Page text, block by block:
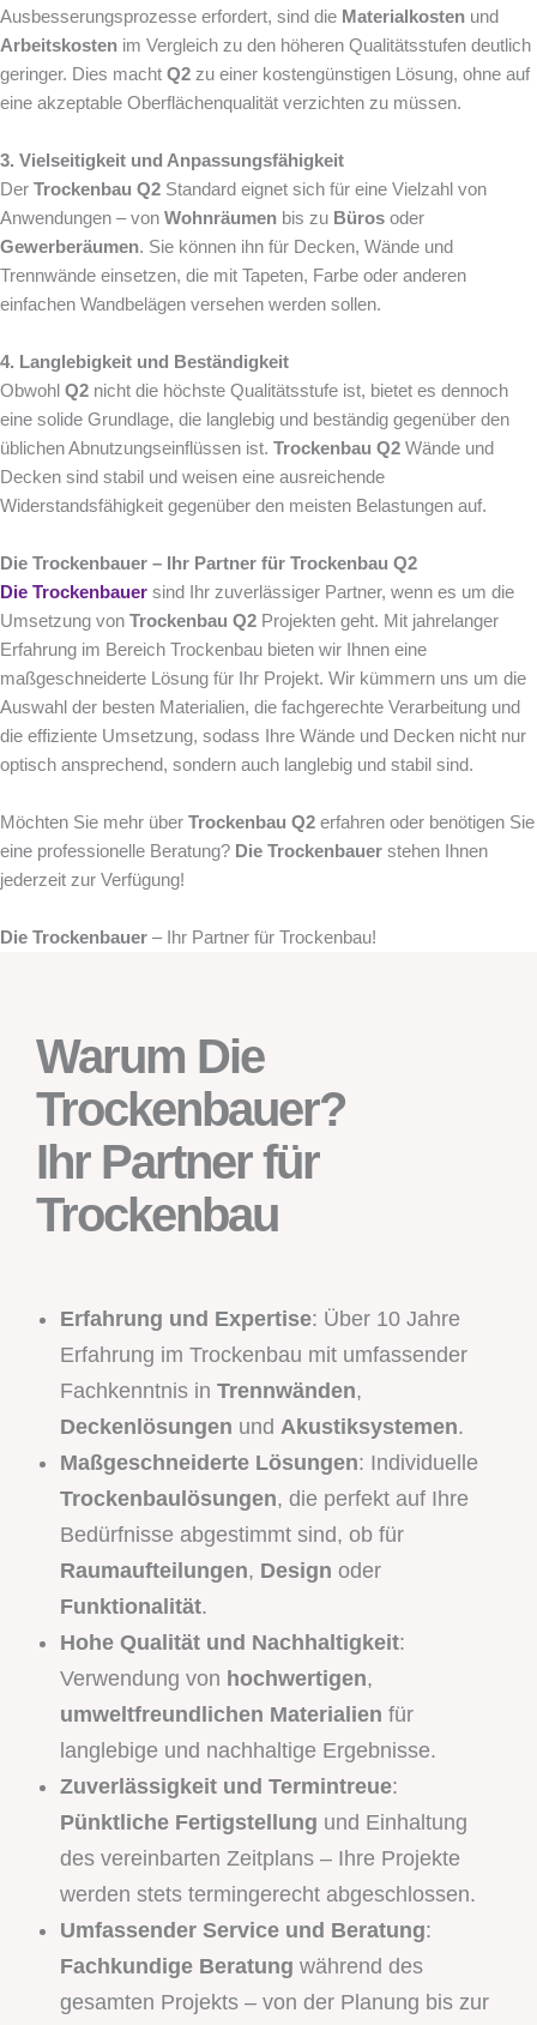
Ausbesserungsprozesse erfordert, sind die Materialkosten und
Arbeitskosten im Vergleich zu den höheren Qualitätsstufen deutlich
geringer. Dies macht Q2 zu einer kostengünstigen Lösung, ohne auf
eine akzeptable Oberflächenqualität verzichten zu müssen.
3. Vielseitigkeit und Anpassungsfähigkeit
Der Trockenbau Q2 Standard eignet sich für eine Vielzahl von
Anwendungen – von Wohnräumen bis zu Büros oder
Gewerberäumen. Sie können ihn für Decken, Wände und
Trennwände einsetzen, die mit Tapeten, Farbe oder anderen
einfachen Wandbelägen versehen werden sollen.
4. Langlebigkeit und Beständigkeit
Obwohl Q2 nicht die höchste Qualitätsstufe ist, bietet es dennoch
eine solide Grundlage, die langlebig und beständig gegenüber den
üblichen Abnutzungseinflüssen ist. Trockenbau Q2 Wände und
Decken sind stabil und weisen eine ausreichende
Widerstandsfähigkeit gegenüber den meisten Belastungen auf.
Die Trockenbauer – Ihr Partner für Trockenbau Q2
Die Trockenbauer sind Ihr zuverlässiger Partner, wenn es um die
Umsetzung von Trockenbau Q2 Projekten geht. Mit jahrelanger
Erfahrung im Bereich Trockenbau bieten wir Ihnen eine
maßgeschneiderte Lösung für Ihr Projekt. Wir kümmern uns um die
Auswahl der besten Materialien, die fachgerechte Verarbeitung und
die effiziente Umsetzung, sodass Ihre Wände und Decken nicht nur
optisch ansprechend, sondern auch langlebig und stabil sind.
Möchten Sie mehr über Trockenbau Q2 erfahren oder benötigen Sie
eine professionelle Beratung? Die Trockenbauer stehen Ihnen
jederzeit zur Verfügung!
Die Trockenbauer – Ihr Partner für Trockenbau!
Warum Die
Trockenbauer?
Ihr Partner für
Trockenbau
Erfahrung und Expertise: Über 10 Jahre
Erfahrung im Trockenbau mit umfassender
Fachkenntnis in Trennwänden,
Deckenlösungen und Akustiksystemen.
Maßgeschneiderte Lösungen: Individuelle
Trockenbaulösungen, die perfekt auf Ihre
Bedürfnisse abgestimmt sind, ob für
Raumaufteilungen, Design oder
Funktionalität.
Hohe Qualität und Nachhaltigkeit:
Verwendung von hochwertigen,
umweltfreundlichen Materialien für
langlebige und nachhaltige Ergebnisse.
Zuverlässigkeit und Termintreue:
Pünktliche Fertigstellung und Einhaltung
des vereinbarten Zeitplans – Ihre Projekte
werden stets termingerecht abgeschlossen.
Umfassender Service und Beratung:
Fachkundige Beratung während des
gesamten Projekts – von der Planung bis zur